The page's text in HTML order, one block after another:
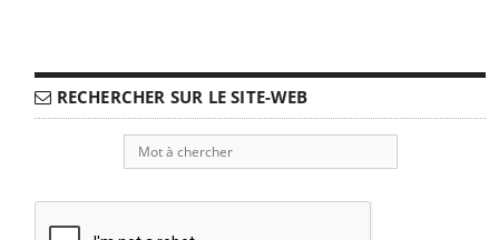
RECHERCHER SUR LE SITE-WEB